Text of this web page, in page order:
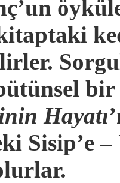
Hayatı
Sisip’e